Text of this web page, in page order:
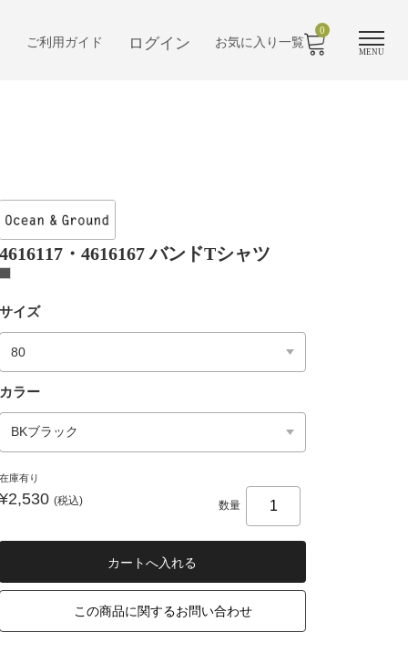
MENU
ご利用ガイド ログイン お気に入り一覧
0
・4616167 バンドTシャツ
イズ
ラー
庫有り
(税込) 数量
この商品に関するお問い合わせ